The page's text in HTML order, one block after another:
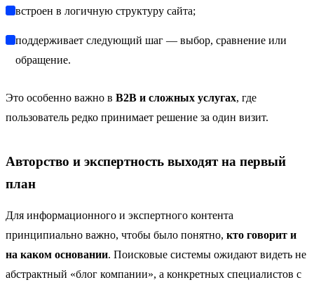
встроен в логичную структуру сайта;
поддерживает следующий шаг — выбор, сравнение или
обращение.
Это особенно важно в B2B и сложных услугах, где
пользователь редко принимает решение за один визит.
Авторство и экспертность выходят на первый
план
Для информационного и экспертного контента
принципиально важно, чтобы было понятно, кто говорит и
на каком основании. Поисковые системы ожидают видеть не
абстрактный «блог компании», а конкретных специалистов с